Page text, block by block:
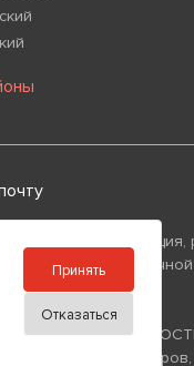
что вся
ФОНД
Аптекарский
Принять
Отказаться